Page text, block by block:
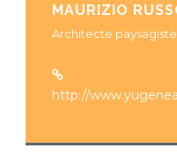
MAURIZIO
Architecte
http://